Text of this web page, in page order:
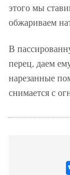
этого мы
обжариваем
В
перец, даем
нарезанные
снимается с